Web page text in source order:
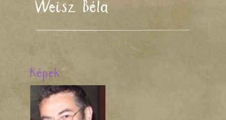
Weisz Béla
Képek